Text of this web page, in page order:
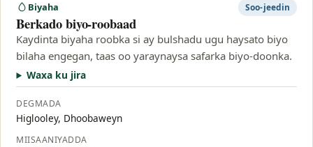
Biyaha Soo-jeedin
Berkado biyo-roobaad
Kaydinta biyaha roobka si ay bulshadu ugu haysato biyo
bilaha engegan, taas oo yaraynaysa safarka biyo-doonka.
Waxa ku jira
DEGMADA
Higlooley, Dhoobaweyn
MIISAANIYADDA